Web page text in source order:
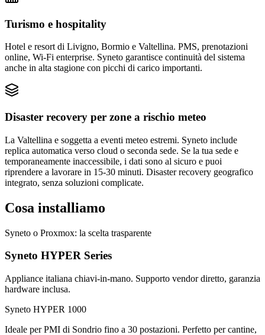
Turismo e hospitality
Hotel e resort di Livigno, Bormio e Valtellina. PMS, prenotazioni
online, Wi-Fi enterprise. Syneto garantisce continuità del sistema
anche in alta stagione con picchi di carico importanti.
Disaster recovery per zone a rischio meteo
La Valtellina e soggetta a eventi meteo estremi. Syneto include
replica automatica verso cloud o seconda sede. Se la tua sede e
temporaneamente inaccessibile, i dati sono al sicuro e puoi
riprendere a lavorare in 15-30 minuti. Disaster recovery geografico
integrato, senza soluzioni complicate.
Cosa installiamo
Syneto o Proxmox: la scelta trasparente
Syneto HYPER Series
Appliance italiana chiavi-in-mano. Supporto vendor diretto, garanzia
hardware inclusa.
Syneto HYPER 1000
Ideale per PMI di Sondrio fino a 30 postazioni. Perfetto per cantine,